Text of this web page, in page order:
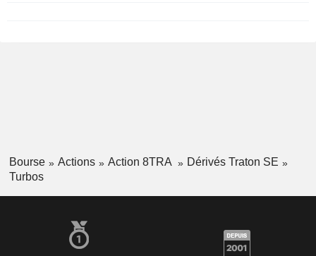
Bourse Actions Action 8TRA
Dérivés Traton SE
Turbos